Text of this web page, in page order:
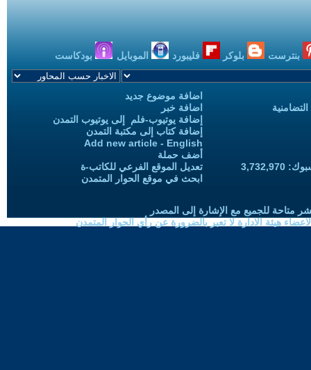
بنترست بلوكر فليبورد الموبايل بودكاست
اضافة موضوع جديد
اضافة خبر
إضافة يوتيوب-فلم إلى يوتيوب التمدن
إضافة كتاب إلى مكتبة التمدن
Add new article - English
أضف حملة
تعديل الموقع الفرعي للكاتب-ة
ابحث في موقع الحوار المتمدن
متاحة للجميع مع الإشارة إلى المصدر
هيئة الادارة لا تعبر بالضرورة عن رأي الحوار المتمدن